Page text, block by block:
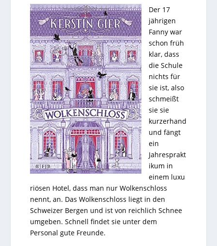
Der 17
jährigen
Fanny war
schon früh
klar, dass
die Schule
nichts für
sie ist, also
schmeißt
sie sie
kurzerhand
und fängt
ein
Jahresprakt
ikum in
einem luxu
riösen Hotel, dass man nur Wolkenschloss
nennt, an. Das Wolkenschloss liegt in den
Schweizer Bergen und ist von reichlich Schnee
umgeben. Schnell findet sie unter dem
Personal gute Freunde.